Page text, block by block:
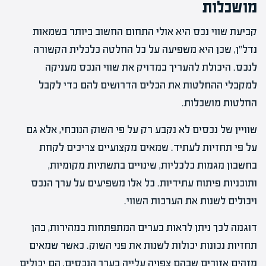
מושכלות
קביעת שווי נכס היא אולי התחום החשוב ביותר בשמאות
נדל"ן, שכן היא משפיעה על כל החלטה כלכלית הקשורה
לנכס. היכולת להעריך במדויק את שווי הנכס מעניקה
למקבלי ההחלטות את הכלים הדרושים להם כדי לקבל
החלטות מושכלות.
שוויין של נכסים לא נקבע רק על פי השוק הנוכחי, אלא גם
על פי תחזיות לעתיד. שמאים מקצועיים צריכים לקחת
בחשבון מגמות כלכליות, שינויים בתשתיות מקומיות,
ותוכניות פיתוח עתידיות. כל אלו משפיעים על ערך הנכס
ויכולים לשנות את הערכות השווי.
דוגמה לכך ניתן לראות בערים המתפתחות במהירות, בהן
תחזיות נכונות יכולות לשנות את פני השוק. כאשר שמאים
מזהים אזורים שבהם צפויה עלייה בערך הנכסים, הם יכולים